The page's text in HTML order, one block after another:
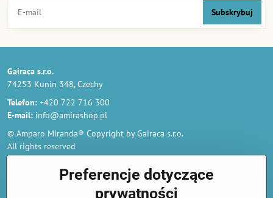
Subskrybuj
Gairaca s.r.o.
74253 Kunin 348, Czechy
Telefon: +420 722 716 300
E-mail: info@amirashop.pl
© Amparo Miranda® Copyright by Gairaca s.r.o.
All rights reserved
ZamówieniaPreferencje dotyczące
prywatności